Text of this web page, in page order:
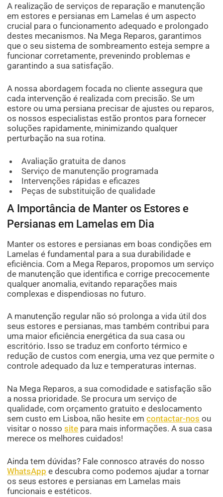
A realização de serviços de reparação e manutenção
em estores e persianas em Lamelas é um aspecto
crucial para o funcionamento adequado e prolongado
destes mecanismos. Na Mega Reparos, garantimos
que o seu sistema de sombreamento esteja sempre a
funcionar corretamente, prevenindo problemas e
garantindo a sua satisfação.
A nossa abordagem focada no cliente assegura que
cada intervenção é realizada com precisão. Se um
estore ou uma persiana precisar de ajustes ou reparos,
os nossos especialistas estão prontos para fornecer
soluções rapidamente, minimizando qualquer
perturbação na sua rotina.
Avaliação gratuita de danos
Serviço de manutenção programada
Intervenções rápidas e eficazes
Peças de substituição de qualidade
A Importância de Manter os Estores e
Persianas em Lamelas em Dia
Manter os estores e persianas em boas condições em
Lamelas é fundamental para a sua durabilidade e
eficiência. Com a Mega Reparos, propomos um serviço
de manutenção que identifica e corrige precocemente
qualquer anomalia, evitando reparações mais
complexas e dispendiosas no futuro.
A manutenção regular não só prolonga a vida útil dos
seus estores e persianas, mas também contribui para
uma maior eficiência energética da sua casa ou
escritório. Isso se traduz em conforto térmico e
redução de custos com energia, uma vez que permite o
controle adequado da luz e temperaturas internas.
Na Mega Reparos, a sua comodidade e satisfação são
a nossa prioridade. Se procura um serviço de
qualidade, com orçamento gratuito e deslocamento
sem custo em Lisboa, não hesite emcontactar-nos ou
visitar o nossosite para mais informações. A sua casa
merece os melhores cuidados!
Ainda tem dúvidas? Fale connosco através do nosso
WhatsApp e descubra como podemos ajudar a tornar
os seus estores e persianas em Lamelas mais
funcionais e estéticos.